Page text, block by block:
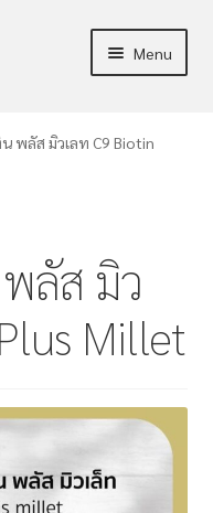
Menu
พลัส มิวเลท C9 Biotin
ลัส มิว
Millet